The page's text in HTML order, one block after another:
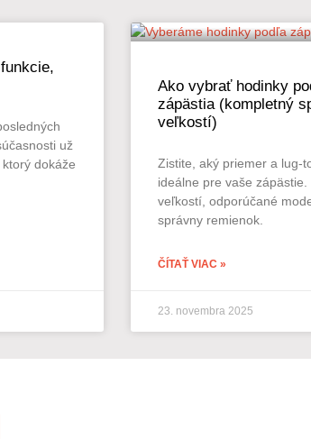
už
dokáže
Ako vybrať hodinky
zápästia (kompletný
veľkostí)
Zistite, aký priemer a lug-
ideálne pre vaše
veľkostí, odporúčané
správny remienok.
ČÍTAŤ VIAC »
23. novembra 2025